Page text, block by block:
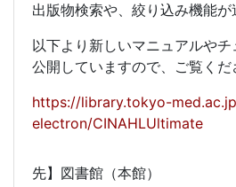
出版物検索や、絞り込み機能が
以下より新しいマニュアルや
公開していますので、ご覧くだ
https://library.tokyo-
electron/CINAHLUltimate
【問い
先】図書館（本館）